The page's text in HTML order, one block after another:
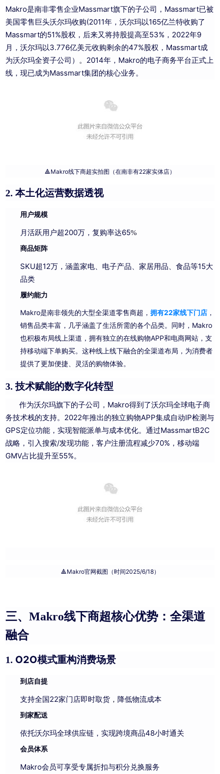
Makro是南非零售企业Massmart旗下的子公司，Massmart已被
美国零售巨头沃尔玛收购(2011年，沃尔玛以165亿兰特收购了
Massmart的51%股权，后来又将持股提高至53%‌，2022年9
月，沃尔玛以3.776亿美元收购剩余的47%股权‌，Massmart成
为沃尔玛全资子公司）
。 2014年，Makro的电子商务平台正式上
线，现已成为Massmart集团的核心业务。
🔺Makro线下商超实拍图（在南非有22家实体店）
2.本土化运营数据透视
用户规模
月活跃用户超200万，复购率达65%
商品矩阵
SKU超12万，涵盖家电、电子产品、家居用品、食品等15大
品类
履约能力
Makro是南非领先的大型全渠道零售商超，拥有22家线下门店 ，
销售品类丰富，几乎涵盖了生活所需的各个品类。同时，Makro
也积极布局线上渠道，拥有独立的在线购物APP和电商网站，支
持移动端下单购买。这种线上线下融合的全渠道布局，为消费者
提供了更加便捷、灵活的购物体验。
3.技术赋能的数字化转型
作为沃尔玛旗下的子公司，Makro得到了沃尔玛全球电子商
务技术栈的支持。 2022年推出的独立购物APP集成自动IP检测与
GPS定位功能，实现智能派单与成本优化。通过MassmartB2C
战略，引入搜索/发现功能，客户注册流程减少70%，移动端
GMV占比提升至55%。
🔺Makro官网截图（时间2025/6/18）
三、Makro线下商超核心优势：全渠道
融合
1. O2O模式重构消费场景
到店自提
支持全国22家门店即时取货 ， 降低物流成本
到家配送
依托沃尔玛全球供应链，实现跨境商品48小时通关
会员体系
Makro会员可享受专属折扣与积分兑换服务